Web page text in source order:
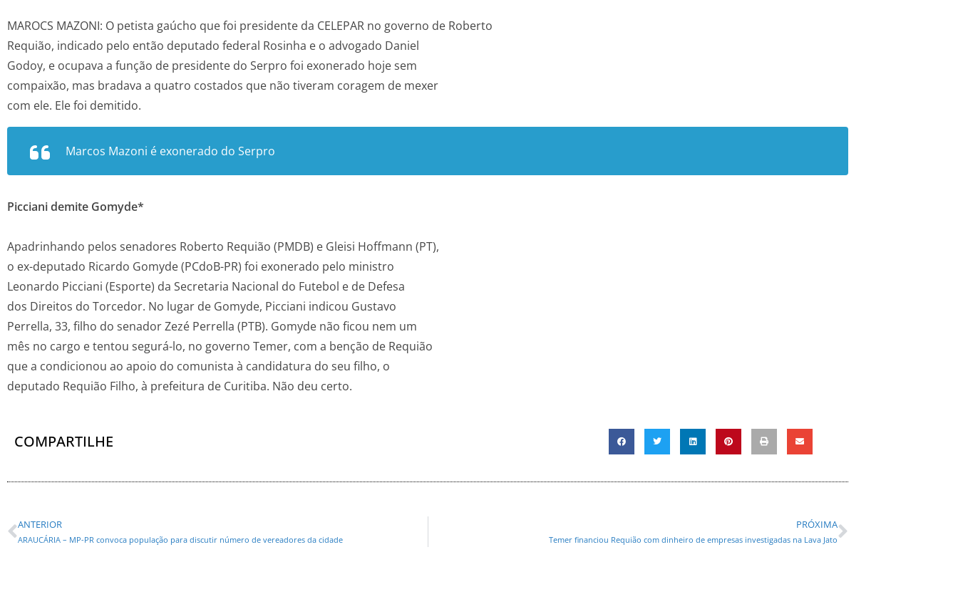
MAROCS MAZONI: O petista gaúcho que foi presidente da CELEPAR no governo de Roberto
Requião, indicado pelo então deputado federal Rosinha e o advogado Daniel
Godoy, e ocupava a função de presidente do Serpro foi exonerado hoje sem
compaixão, mas bradava a quatro costados que não tiveram coragem de mexer
com ele. Ele foi demitido.
Marcos Mazoni é exonerado do Serpro
Picciani demite Gomyde*
Apadrinhando pelos senadores Roberto Requião (PMDB) e Gleisi Hoffmann (PT),
o ex-deputado Ricardo Gomyde (PCdoB-PR) foi exonerado pelo ministro
Leonardo Picciani (Esporte) da Secretaria Nacional do Futebol e de Defesa
dos Direitos do Torcedor. No lugar de Gomyde, Picciani indicou Gustavo
Perrella, 33, filho do senador Zezé Perrella (PTB). Gomyde não ficou nem um
mês no cargo e tentou segurá-lo, no governo Temer, com a benção de Requião
que a condicionou ao apoio do comunista à candidatura do seu filho, o
deputado Requião Filho, à prefeitura de Curitiba. Não deu certo.
COMPARTILHE
ANTERIOR
ARAUCÁRIA – MP-PR convoca população para discutir número de vereadores da cidade
PRÓXIMA
Temer financiou Requião com dinheiro de empresas investigadas na Lava Jato